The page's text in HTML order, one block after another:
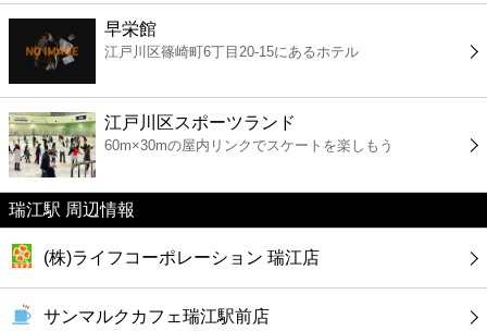
エンタメ
書店
ファミレス
早栄館
江戸川区篠崎町6丁目20-15にあるホテル
江戸川区スポーツランド
60m×30mの屋内リンクでスケートを楽しもう
瑞江駅 周辺情報
(株)ライフコーポレーション 瑞江店
サンマルクカフェ瑞江駅前店